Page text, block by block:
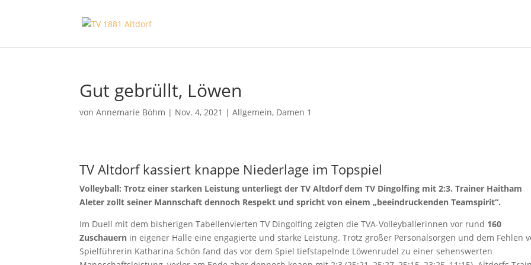
Gut gebrüllt, Löwen
vonAnnemarie Böhm | Nov. 4, 2021 |Allgemein, Damen 1
TV Altdorf kassiert knappe Niederlage im Topspiel
Volleyball: Trotz einer starken Leistung unterliegt der TV Altdorf dem TV Dingolfing mit 2:3. Trainer Haitham
Aleter zollt seiner Mannschaft dennoch Respekt und spricht von einem „beeindruckenden Teamspirit“.
Im Duell mit dem bisherigen Tabellenvierten TV Dingolfing zeigten die TVA-Volleyballerinnen vor rund 160
Zuschauern in eigener Halle eine engagierte und starke Leistung. Trotz großer Personalsorgen und dem Fehlen
Spielführerin Katharina Schön fand das vor dem Spiel tiefstapelnde Löwenrudel zu einer sehenswerten